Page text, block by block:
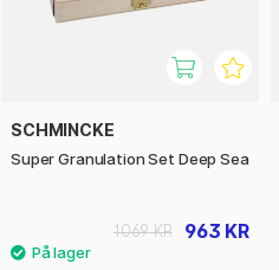
SCHMINCKE
Super Granulation Set Deep Sea
963 KR
1069 KR